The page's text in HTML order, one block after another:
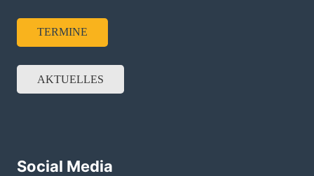
TERMINE
AKTUELLES
Social Media